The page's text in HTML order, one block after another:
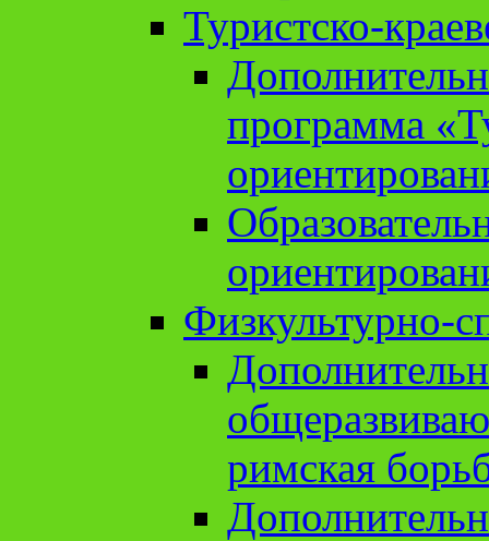
Туристско-
программа
Физкультурно-
римская